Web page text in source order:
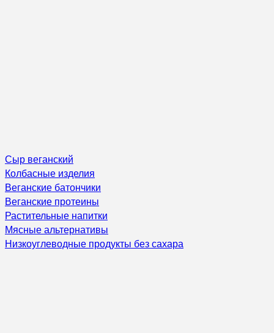
Сыр веганский
Колбасные изделия
Веганские батончики
Веганские протеины
Растительные напитки
Мясные альтернативы
Низкоуглеводные продукты без сахара